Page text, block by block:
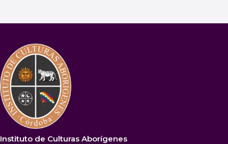
Instituto de Culturas Aborígenes